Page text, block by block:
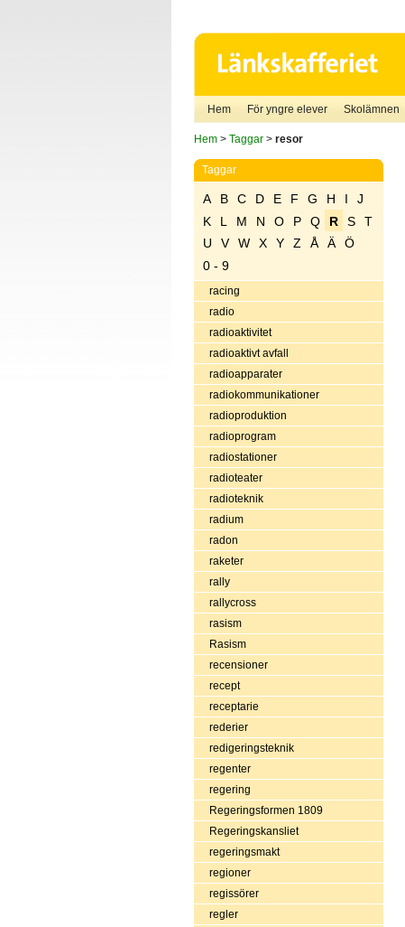
Hem För yngre elever Skolämnen
Hem> Taggar> resor
Taggar
A B C D E F G H I
J
K
L M N O P Q R S
T
U
V W X Y Z Å Ä
Ö
0 - 9
racing
radio
radioaktivitet
radioaktivt avfall
radioapparater
radiokommunikationer
radioproduktion
radioprogram
radiostationer
radioteater
radioteknik
radium
radon
raketer
rally
rallycross
rasism
Rasism
recensioner
recept
receptarie
rederier
redigeringsteknik
regenter
regering
Regeringsformen 1809
Regeringskansliet
regeringsmakt
regioner
regissörer
regler